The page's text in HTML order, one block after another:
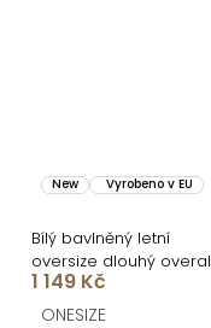
New Vyrobeno v EU
Bílý bavlněný letní
oversize dlouhý overal
VALENCA
1 149 Kč
ONESIZE